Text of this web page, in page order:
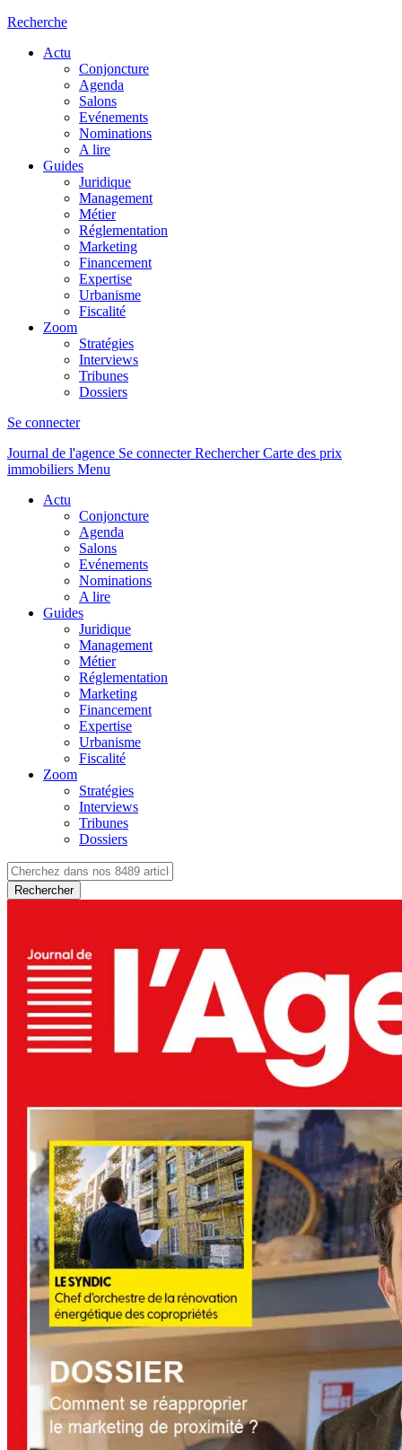
Recherche
Actu
Conjoncture
Agenda
Salons
Evénements
Nominations
A lire
Guides
Juridique
Management
Métier
Réglementation
Marketing
Financement
Expertise
Urbanisme
Fiscalité
Zoom
Stratégies
Interviews
Tribunes
Dossiers
Se connecter
Journal de l'agence Se connecterRechercher Carte des prix
immobiliers Menu
Actu
Conjoncture
Agenda
Salons
Evénements
Nominations
A lire
Guides
Juridique
Management
Métier
Réglementation
Marketing
Financement
Expertise
Urbanisme
Fiscalité
Zoom
Stratégies
Interviews
Tribunes
Dossiers
Rechercher